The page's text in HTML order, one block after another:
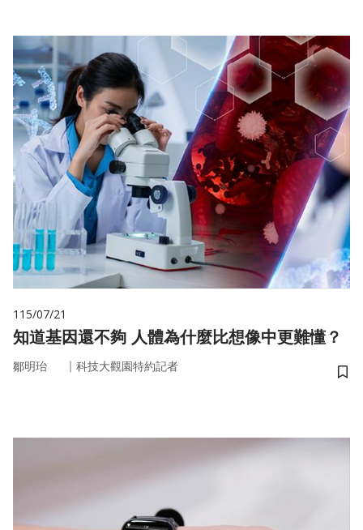
115/07/21
知道基因還不夠 人體為什麼比想像中更難懂？
鄒明珆 ｜ 科技大觀園特約記者
儲